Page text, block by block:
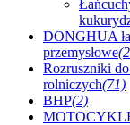
DONGHUA
przemysłowe
Rozruszniki
rolniczych(71)
BHP(2)